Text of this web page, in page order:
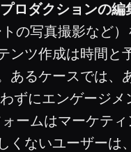
ロダクションの
の写真撮影など
ツ作成は時間
るケースでは
にエンゲージメ
ームはマーケテ
ないユーザー